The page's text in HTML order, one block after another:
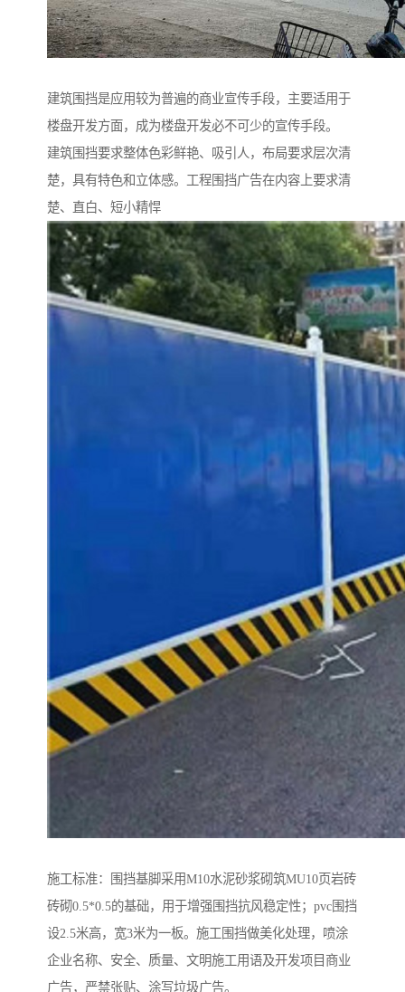
建筑围挡是应用较为普遍的商业宣传手段，主要适用于
楼盘开发方面，成为楼盘开发必不可少的宣传手段。
建筑围挡要求整体色彩鲜艳、吸引人，布局要求层次清
楚，具有特色和立体感。工程围挡广告在内容上要求清
楚、直白、短小精悍
施工标准：围挡基脚采用M10水泥砂浆砌筑MU10页岩砖
砖砌0.5*0.5的基础，用于增强围挡抗风稳定性；pvc围挡
设2.5米高，宽3米为一板。施工围挡做美化处理，喷涂
企业名称、安全、质量、文明施工用语及开发项目商业
广告，严禁张贴、涂写垃圾广告。